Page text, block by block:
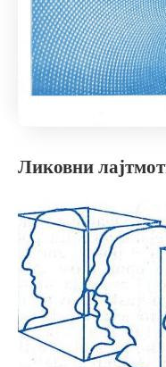
Ликовни